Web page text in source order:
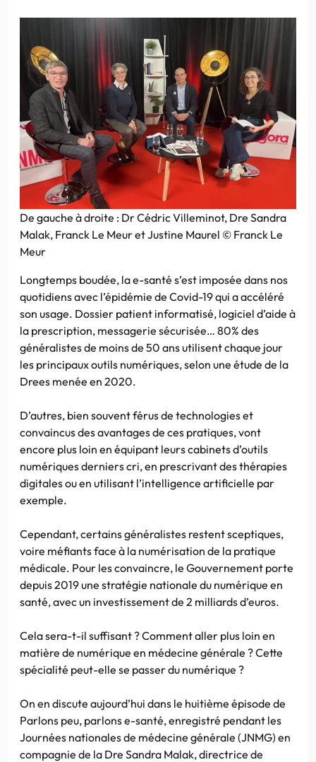
De gauche à droite : Dr Cédric Villeminot, Dre Sandra
Malak, Franck Le Meur et Justine Maurel © Franck Le
Meur
Longtemps boudée, la e-santé s’est imposée dans nos
quotidiens avec l’épidémie de Covid-19 qui a accéléré
son usage. Dossier patient informatisé, logiciel d’aide à
la prescription, messagerie sécurisée… 80% des
généralistes de moins de 50 ans utilisent chaque jour
les principaux outils numériques, selon une étude de la
Drees menée en 2020.
D’autres, bien souvent férus de technologies et
convaincus des avantages de ces pratiques, vont
encore plus loin en équipant leurs cabinets d’outils
numériques derniers cri, en prescrivant des thérapies
digitales ou en utilisant l’intelligence artificielle par
exemple.
Cependant, certains généralistes restent sceptiques,
voire méfiants face à la numérisation de la pratique
médicale. Pour les convaincre, le Gouvernement porte
depuis 2019 une stratégie nationale du numérique en
santé, avec un investissement de 2 milliards d’euros.
Cela sera-t-il suffisant ? Comment aller plus loin en
matière de numérique en médecine générale ? Cette
spécialité peut-elle se passer du numérique ?
On en discute aujourd’hui dans le huitième épisode de
Parlons peu, parlons e-santé, enregistré pendant les
Journées nationales de médecine générale (JNMG) en
compagnie de la Dre Sandra Malak, directrice de